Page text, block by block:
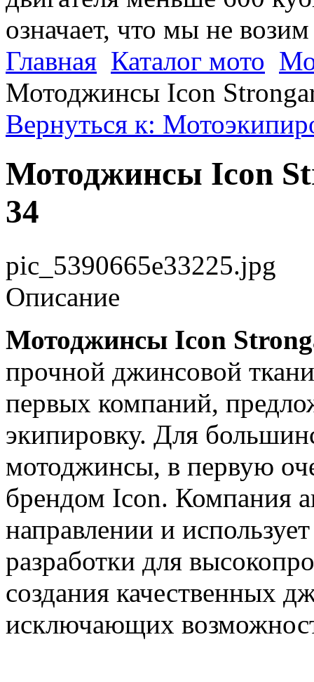
означает, что мы не
Главная Каталог мото
Мотоджинсы Icon
Вернуться к:
Мотоджинсы Icon
34
pic_5390665e33225.jpg
Описание
Мотоджинсы Icon
прочной джинсовой
первых компаний,
экипировку. Для
мотоджинсы, в первую
брендом Icon. Компания
направлении и
разработки для
создания качественных
исключающих